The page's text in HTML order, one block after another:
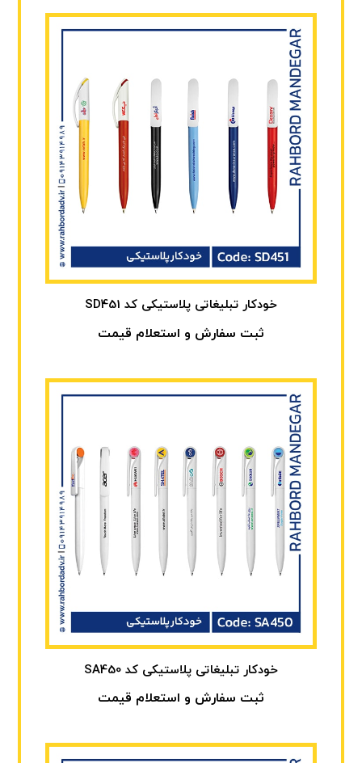
خودکار تبلیغاتی پلاستیکی کد SD451
ثبت سفارش و استعلام قیمت
خودکار تبلیغاتی پلاستیکی کد SA450
ثبت سفارش و استعلام قیمت